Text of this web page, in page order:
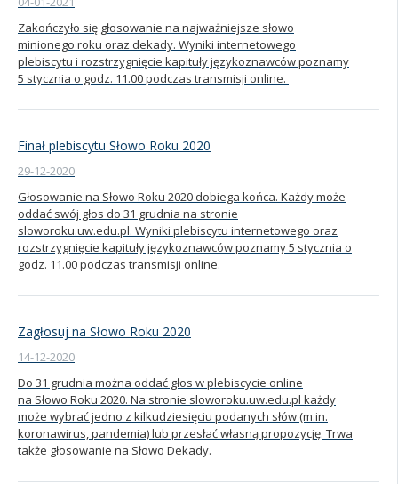
Zakończyło się głosowanie na najważniejsze słowo
minionego roku oraz dekady. Wyniki internetowego
plebiscytu i rozstrzygnięcie kapituły językoznawców poznamy
5 stycznia o godz. 11.00 podczas transmisji online.
Finał plebiscytu Słowo Roku 2020
29-12-2020
Głosowanie na Słowo Roku 2020 dobiega końca. Każdy może
oddać swój głos do 31 grudnia na stronie
sloworoku.uw.edu.pl. Wyniki plebiscytu internetowego oraz
rozstrzygnięcie kapituły językoznawców poznamy 5 stycznia o
godz. 11.00 podczas transmisji online.
Zagłosuj na Słowo Roku 2020
14-12-2020
Do 31 grudnia można oddać głos w plebiscycie online
na Słowo Roku 2020. Na stronie sloworoku.uw.edu.pl każdy
może wybrać jedno z kilkudziesięciu podanych słów (m.in.
koronawirus, pandemia) lub przesłać własną propozycję. Trwa
także głosowanie na Słowo Dekady.